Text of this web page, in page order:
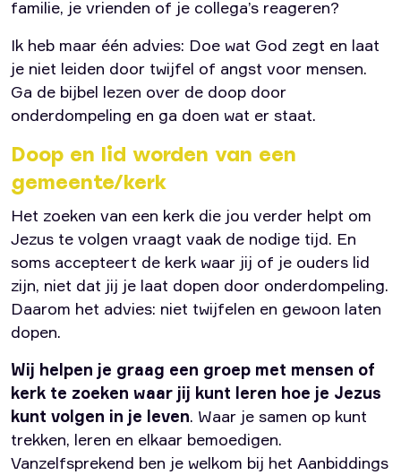
familie, je vrienden of je collega’s reageren?
Ik heb maar één advies: Doe wat God zegt en laat
je niet leiden door twijfel of angst voor mensen.
Ga de bijbel lezen over de doop door
onderdompeling en ga doen wat er staat.
Doop en lid worden van een
gemeente/kerk
Het zoeken van een kerk die jou verder helpt om
Jezus te volgen vraagt vaak de nodige tijd. En
soms accepteert de kerk waar jij of je ouders lid
zijn, niet dat jij je laat dopen door onderdompeling.
Daarom het advies: niet twijfelen en gewoon laten
dopen.
Wij helpen je graag een groep met mensen of
kerk te zoeken waar jij kunt leren hoe je Jezus
kunt volgen in je leven. Waar je samen op kunt
trekken, leren en elkaar bemoedigen.
Vanzelfsprekend ben je welkom bij het Aanbiddings